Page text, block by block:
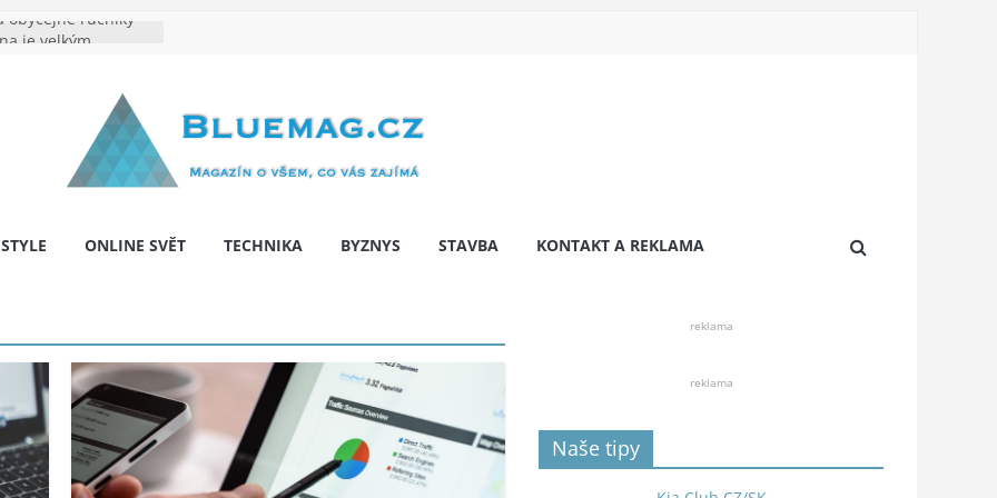
obyčejné ručníky
Na co myslet, aby
pár let nepřekvapila
bariér: když auto
ONLINE SVĚT TECHNIKA BYZNYS STAVBA KONTAKT A REKLAMA
reklama
reklama
Naše tipy